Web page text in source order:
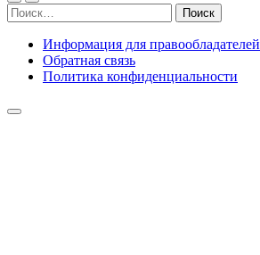
Найти:
Информация для правообладателей
Обратная связь
Политика конфиденциальности